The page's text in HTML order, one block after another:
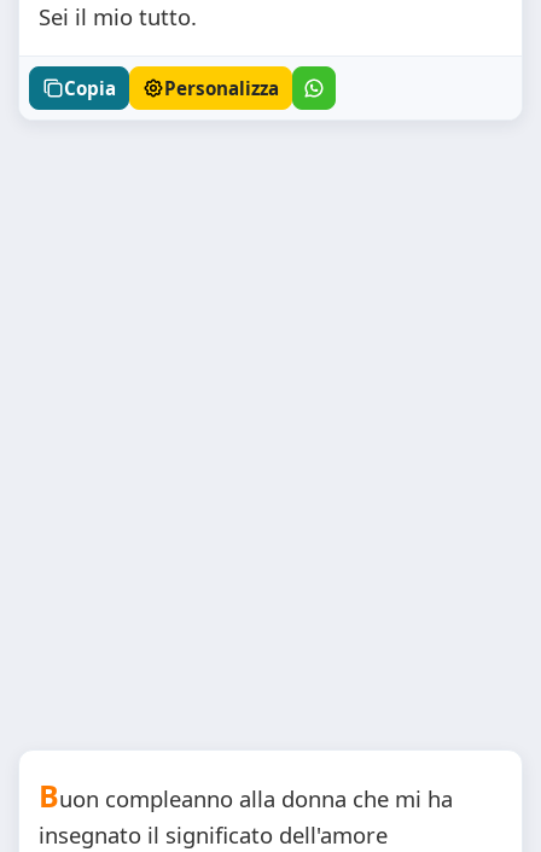
Sei il mio tutto.
Copia Personalizza
Buon compleanno alla donna che mi ha
insegnato il significato dell'amore